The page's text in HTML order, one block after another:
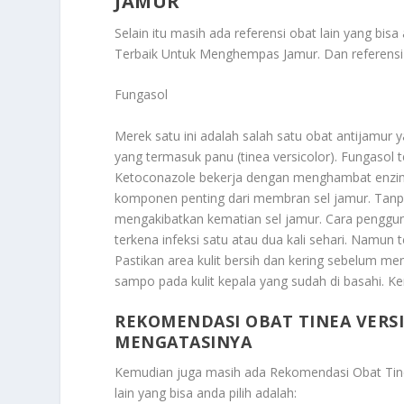
Selain itu masih ada referensi obat lain yang
Terbaik Untuk Menghempas Jamur. Dan
Fungasol
Merek satu ini adalah salah satu obat antijamur
yang termasuk panu (tinea versicolor).
Ketoconazole bekerja dengan menghambat
komponen penting dari membran sel jamur.
mengakibatkan kematian sel jamur. Cara
terkena infeksi satu atau dua kali sehari.
Pastikan area kulit bersih dan kering sebelum
sampo pada kulit kepala yang sudah di basahi.
REKOMENDASI OBAT TINEA
MENGATASINYA
Kemudian juga masih ada Rekomendasi Obat
lain yang bisa anda pilih adalah: